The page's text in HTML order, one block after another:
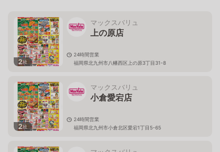
2枚
マックスバリュ
上の原店
24時間営業
福岡県北九州市八幡西区上の原3丁目31-8
2枚
マックスバリュ
小倉愛宕店
24時間営業
福岡県北九州市小倉北区愛宕1丁目5-65